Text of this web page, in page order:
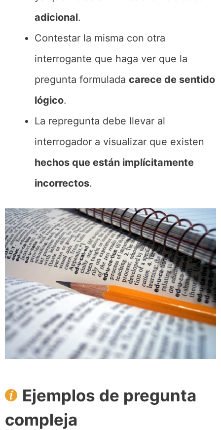
adicional.
Contestar la misma con otra
interrogante que haga ver que la
pregunta formulada carece de sentido
lógico.
La repregunta debe llevar al
interrogador a visualizar que existen
hechos que están implícitamente
incorrectos.
Ejemplos de pregunta
compleja